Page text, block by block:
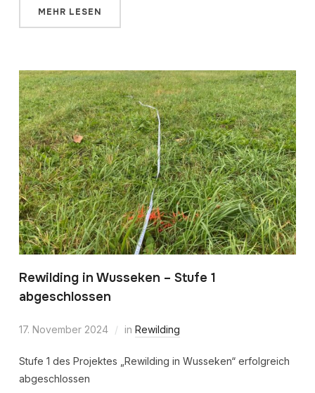
MEHR LESEN
Rewilding in Wusseken – Stufe 1
abgeschlossen
17. November 2024 in Rewilding
Stufe 1 des Projektes „Rewilding in Wusseken“ erfolgreich
abgeschlossen